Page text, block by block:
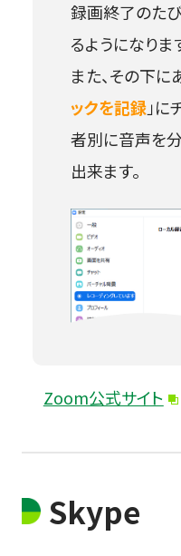
録画終了のた
るようになりま
また、その下に
ックを記録」に
者別に音声を
出来ます。
Zoom公式サイト
Skype